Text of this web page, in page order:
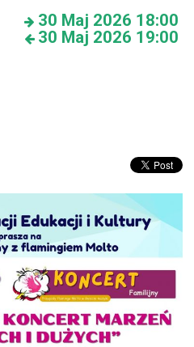
30 Maj 2026 18:00
30 Maj 2026 19:00